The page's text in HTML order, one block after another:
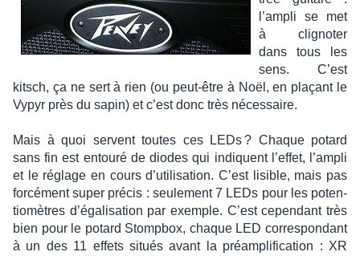
l’am­pli se met
à cligno­ter
dans tous les
sens. C’est
kitsch, ça ne sert à rien (ou peut-être à Noël, en plaçant le
Vypyr près du sapin) et c’est donc très néces­saire.
Mais à quoi servent toutes ces LEDs ? Chaque potard
sans fin est entouré de diodes qui indiquent l’ef­fet, l’am­pli
et le réglage en cours d’uti­li­sa­tion. C’est lisible, mais pas
forcé­ment super précis : seule­ment 7 LEDs pour les poten­
tio­mètres d’éga­li­sa­tion par exemple. C’est cepen­dant très
bien pour le potard Stomp­box, chaque LED corres­pon­dant
à un des 11 effets situés avant la préam­pli­fi­ca­tion : XR